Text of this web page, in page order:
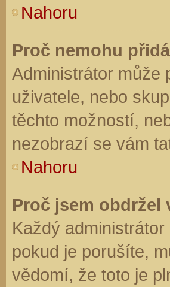
Nahoru
Proč nemohu
Administrátor může
uživatele, nebo
těchto možností,
nezobrazí se vám
Nahoru
Proč jsem obdržel
Každý
pokud je porušíte,
vědomí, že toto je